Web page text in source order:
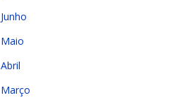
Junho
Maio
Abril
Março